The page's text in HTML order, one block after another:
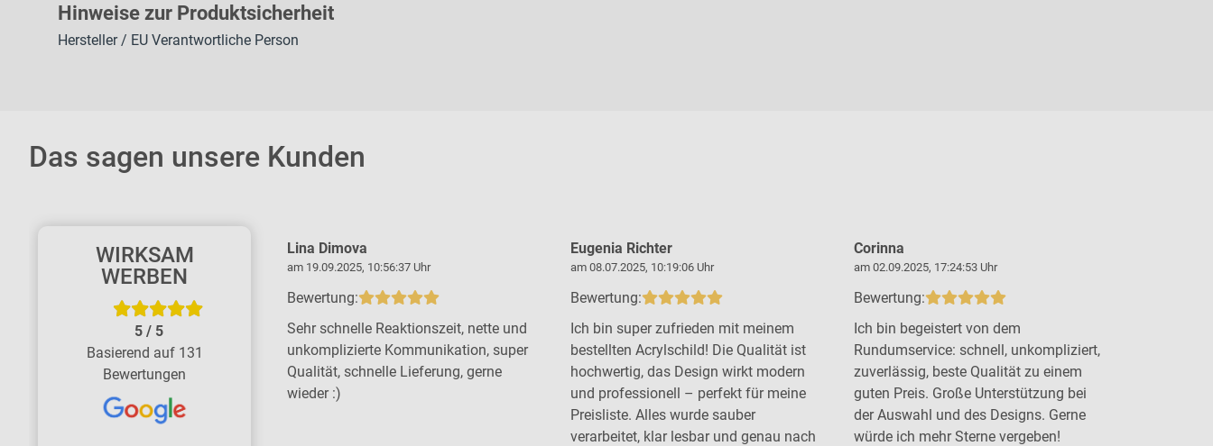
Hinweise zur Produktsicherheit
Hersteller / EU Verantwortliche Person
Das sagen unsere Kunden
WIRKSAM
WERBEN
5 / 5
Basierend auf 131
Bewertungen
Kerstin Thiemicke
am 11.06.2026, 16:37:45 Uhr
Tolle Firma - große Kompetenz, schnell
und zuverlässig. Wir sind rundum
zufrieden. Ich empfehle die Firma ohne
Bedenken gern weiter.
Lina Dimova
am 19.09.2025, 10:56:37 Uhr
Bewertung:
Sehr schnelle Reaktionszeit, nette und
unkomplizierte Kommunikation, super
Qualität, schnelle Lieferung, gerne
wieder :)
Eugenia Richter
am 08.07.2025, 10:19:06 Uhr
Bewertung:
Ich bin super zufrieden mit meinem
bestellten Acrylschild! Die Qualität ist
hochwertig, das Design wirkt modern
und professionell – perfekt für meine
Preisliste. Alles wurde sauber
verarbeitet, klar lesbar und genau nach
Corinna
am 02.09.2025, 17:24:53 Uhr
Bewertung:
Ich bin begeistert von dem
Rundumservice: schnell, unkompliziert,
zuverlässig, beste Qualität zu einem
guten Preis. Große Unterstützung bei
der Auswahl und des Designs. Gerne
würde ich mehr Sterne vergeben!